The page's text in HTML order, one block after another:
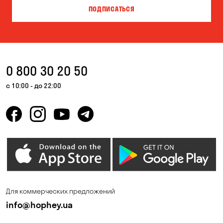
Горишние Плавни
Елизаветовка Зазимье
Калиновка
ПОДПИСАТЬСЯ
0 800 30 20 50
с 10:00 - до 22:00
Для коммерческих предложений
info@hophey.ua